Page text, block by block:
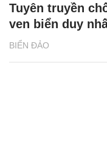
BIỂN ĐẢO
Tuyên truyền
ven biển duy